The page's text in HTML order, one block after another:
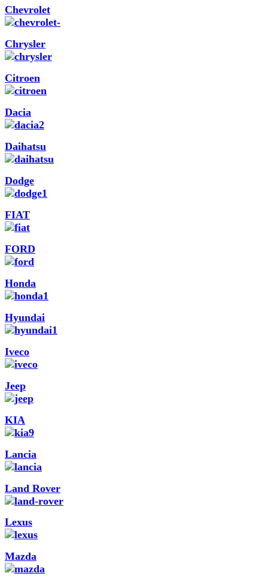
Chevrolet
Chrysler
Citroen
Dacia
Daihatsu
Dodge
FIAT
FORD
Honda
Hyundai
Iveco
Jeep
KIA
Lancia
Land Rover
Lexus
Mazda